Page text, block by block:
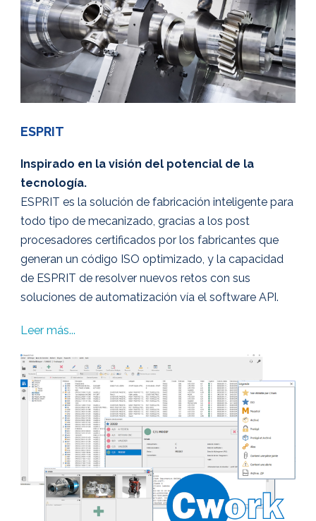
ESPRIT
Inspirado en la visión del potencial de la
tecnología.
ESPRIT es la solución de fabricación inteligente para
todo tipo de mecanizado, gracias a los post
procesadores certificados por los fabricantes que
generan un código ISO optimizado, y la capacidad
de ESPRIT de resolver nuevos retos con sus
soluciones de automatización vía el software API.
Leer más...